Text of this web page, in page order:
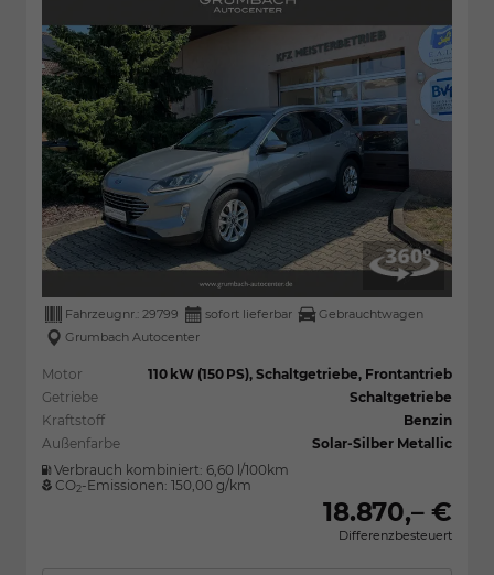
Fahrzeugnr.: 29799 sofort lieferbar
Gebrauchtwagen
Grumbach Autocenter
Motor
110 kW (150 PS), Schaltgetriebe, Frontantrieb
Getriebe
Schaltgetriebe
Kraftstoff
Benzin
Außenfarbe
Solar-Silber Metallic
Verbrauch kombiniert: 6,60 l/100km
CO2-Emissionen: 150,00 g/km
18.870,– €
Differenzbesteuert